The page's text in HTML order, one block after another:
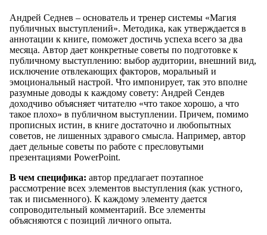
Андрей Седнев – основатель и тренер системы «Магия
публичных выступлений». Методика, как утверждается в
аннотации к книге, поможет достичь успеха всего за два
месяца. Автор дает конкретные советы по подготовке к
публичному выступлению: выбор аудитории, внешний вид,
исключение отвлекающих факторов, моральный и
эмоциональный настрой. Что импонирует, так это вполне
разумные доводы к каждому совету: Андрей Сендев
доходчиво объясняет читателю «что такое хорошо, а что
такое плохо» в публичном выступлении. Причем, помимо
прописных истин, в книге достаточно и любопытных
советов, не лишенных здравого смысла. Например, автор
дает дельные советы по работе с пресловутыми
презентациями PowerPoint.
В чем специфика: автор предлагает поэтапное
рассмотрение всех элементов выступления (как устного,
так и письменного). К каждому элементу дается
сопроводительный комментарий. Все элементы
объясняются с позиций личного опыта.